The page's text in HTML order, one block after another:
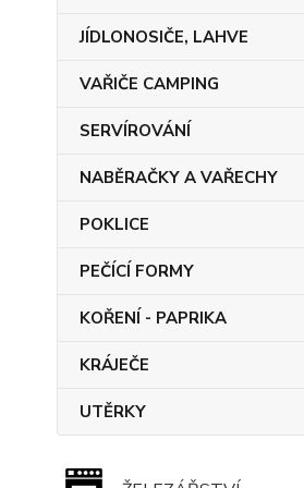
JÍDLONOSIČE, LAHVE
VAŘIČE CAMPING
SERVÍROVÁNÍ
NABĚRAČKY A VAŘECHY
POKLICE
PEČÍCÍ FORMY
KOŘENÍ - PAPRIKA
KRÁJEČE
UTĚRKY